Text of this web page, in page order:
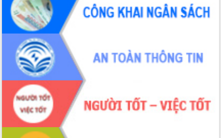
ứng để giữ vững thị trường xuất khẩu
Diễn đàn Kinh tế tư nhân Việt Nam đột
phá cơ chế - Hợp tác công tư
Đề án 06 tạo bước ngoặt đột phá trong
cải cách hành chính tỉnh Đắk Lắk
Kết nối tour, đẩy mạnh chuyển đổi số
để phát triển du lịch Đắk Lắk
Khởi động Dự án Đầu tư xây dựng hạ
tầng kỹ thuật Cụm công nghiệp Tân
Tiến
Gặp mặt các cơ quan báo chí nhân Kỷ
niệm 101 năm Ngày Báo chí Cách
mạng Việt Nam